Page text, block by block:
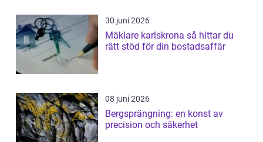
30 juni 2026
Mäklare karlskrona så hittar du
rätt stöd för din bostadsaffär
08 juni 2026
Bergsprängning: en konst av
precision och säkerhet